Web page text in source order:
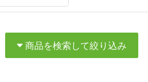
商品を検索して絞り込み